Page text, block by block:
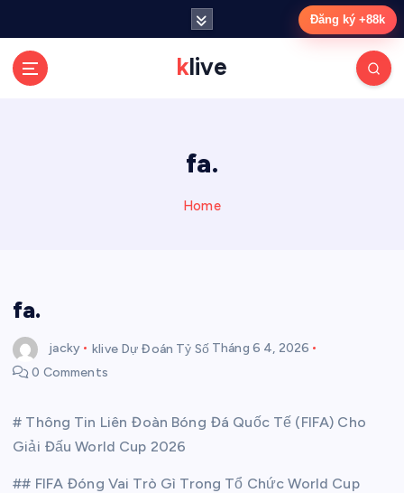
klive
fa.
Home
fa.
jacky klive Dự Đoán Tỷ Số Tháng 6 4, 2026
0 Comments
# Thông Tin Liên Đoàn Bóng Đá Quốc Tế (FIFA) Cho
Giải Đấu World Cup 2026
## FIFA Đóng Vai Trò Gì Trong Tổ Chức World Cup
Đăng ký +88k